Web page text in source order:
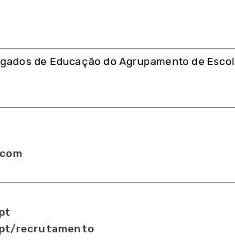
de Educação do Agrupamento de
recrutamento